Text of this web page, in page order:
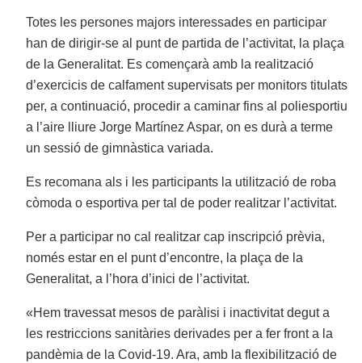
Totes les persones majors interessades en participar
han de dirigir-se al punt de partida de l’activitat, la plaça
de la Generalitat. Es començarà amb la realització
d’exercicis de calfament supervisats per monitors titulats
per, a continuació, procedir a caminar fins al poliesportiu
a l’aire lliure Jorge Martínez Aspar, on es durà a terme
un sessió de gimnàstica variada.
Es recomana als i les participants la utilització de roba
còmoda o esportiva per tal de poder realitzar l’activitat.
Per a participar no cal realitzar cap inscripció prèvia,
només estar en el punt d’encontre, la plaça de la
Generalitat, a l’hora d’inici de l’activitat.
«Hem travessat mesos de paràlisi i inactivitat degut a
les restriccions sanitàries derivades per a fer front a la
pandèmia de la Covid-19. Ara, amb la flexibilització de